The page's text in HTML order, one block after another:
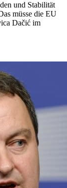
und Stabilität
müsse die EU
Dačić im